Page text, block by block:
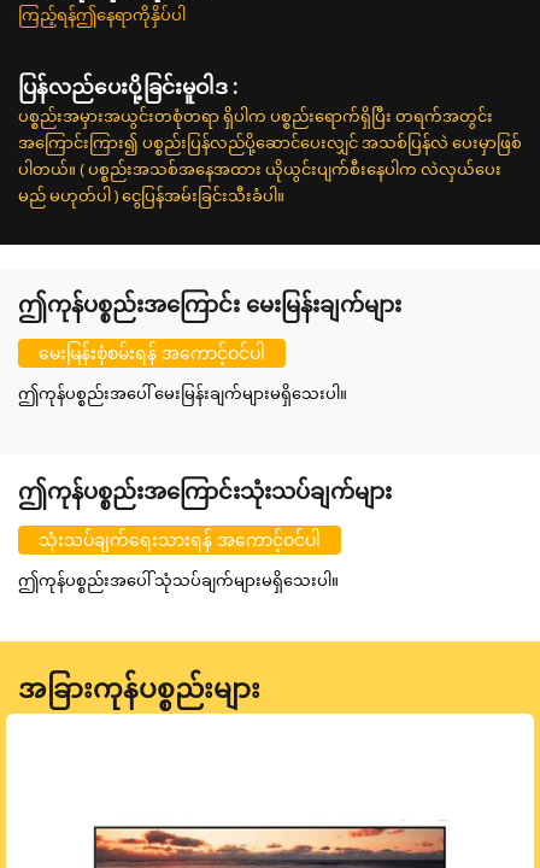
ကြည့်ရန်ဤနေရာကိုနှိပ်ပါ
ပြန်လည်ပေးပို့ခြင်းမူဝါဒ :
ပစ္စည်းအမှားအယွင်းတစုံတရာ ရှိပါက ပစ္စည်းရောက်ရှိပြီး တရက်အတွင်း
အကြောင်းကြား၍ ပစ္စည်းပြန်လည်ပို့ဆောင်ပေးလျှင် အသစ်ပြန်လဲ ပေးမှာဖြစ်
ပါတယ်။ ( ပစ္စည်းအသစ်အနေအထား ယိုယွင်းပျက်စီးနေပါက လဲလှယ်ပေး
မည် မဟုတ်ပါ ) ငွေပြန်အမ်းခြင်းသီးခံပါ။
ဤကုန်ပစ္စည်းအကြောင်း မေးမြန်းချက်များ
မေးမြန်းစုံစမ်းရန် အကောင့်ဝင်ပါ
ဤကုန်ပစ္စည်းအပေါ် မေးမြန်းချက်များမရှိသေးပါ။
ဤကုန်ပစ္စည်းအကြောင်းသုံးသပ်ချက်များ
သုံးသပ်ချက်ရေးသားရန် အကောင့်ဝင်ပါ
ဤကုန်ပစ္စည်းအပေါ် သုံသပ်ချက်များမရှိသေးပါ။
အခြားကုန်ပစ္စည်းများ